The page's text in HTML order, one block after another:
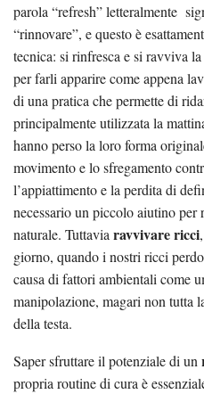
parola “refresh” letteralmente
“rinnovare”, e questo è
tecnica: si rinfresca e si ravviva
per farli apparire come appena
di una pratica che permette di
principalmente utilizzata la
hanno perso la loro forma
movimento e lo sfregamento
l’appiattimento e la perdita di
necessario un piccolo aiutino per
naturale. Tuttavia ravvivare ricci
giorno, quando i nostri ricci
causa di fattori ambientali come
manipolazione, magari non tutta
della testa.
Saper sfruttare il potenziale di un
propria routine di cura è